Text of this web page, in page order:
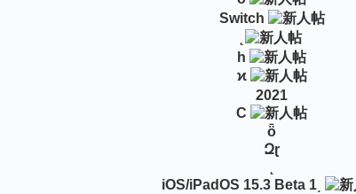
Switch
һ
ϰ
2021
С
ȫ
Զɽ
iOS/iPadOS 15.3 Beta 1͵